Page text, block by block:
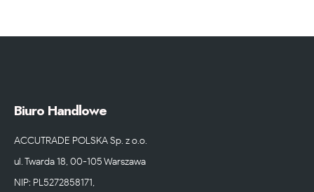
Biuro Handlowe
ACCUTRADE POLSKA Sp. z o.o.
ul. Twarda 18, 00-105 Warszawa
NIP: PL5272858171,